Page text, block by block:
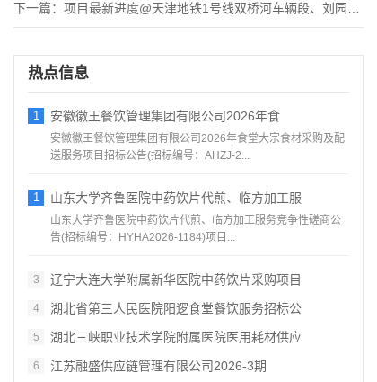
下一篇： 项目最新进度@天津地铁1号线双桥河车辆段、刘园停车场保安服务
热点信息
1 安徽徽王餐饮管理集团有限公司2026年食
安徽徽王餐饮管理集团有限公司2026年食堂大宗食材采购及配
送服务项目招标公告(招标编号：AHZJ-2...
1 山东大学齐鲁医院中药饮片代煎、临方加工服
山东大学齐鲁医院中药饮片代煎、临方加工服务竞争性磋商公
告(招标编号：HYHA2026-1184)项目...
3 辽宁大连大学附属新华医院中药饮片采购项目
4 湖北省第三人民医院阳逻食堂餐饮服务招标公
5 湖北三峡职业技术学院附属医院医用耗材供应
6 江苏融盛供应链管理有限公司2026‑3期